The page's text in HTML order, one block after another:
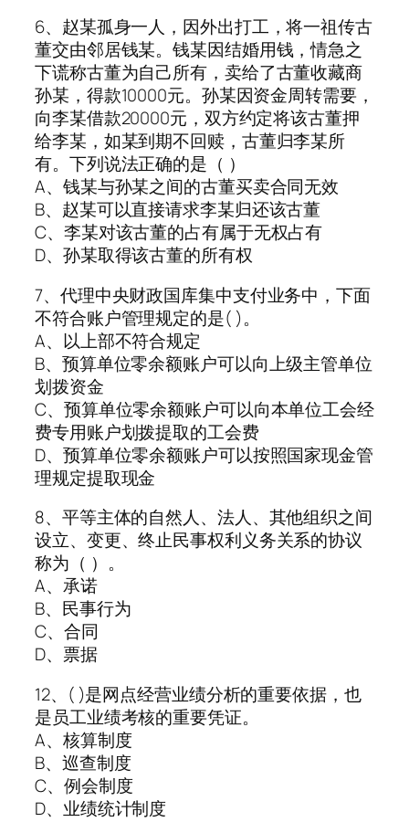
6、赵某孤身一人，因外出打工，将一祖传古
董交由邻居钱某。钱某因结婚用钱，情急之
下谎称古董为自己所有，卖给了古董收藏商
孙某，得款10000元。孙某因资金周转需要，
向李某借款20000元，双方约定将该古董押
给李某，如某到期不回赎，古董归李某所
有。下列说法正确的是（ ）
A、钱某与孙某之间的古董买卖合同无效
B、赵某可以直接请求李某归还该古董
C、李某对该古董的占有属于无权占有
D、孙某取得该古董的所有权
7、代理中央财政国库集中支付业务中，下面
不符合账户管理规定的是( )。
A、以上部不符合规定
B、预算单位零余额账户可以向上级主管单位
划拨资金
C、预算单位零余额账户可以向本单位工会经
费专用账户划拨提取的工会费
D、预算单位零余额账户可以按照国家现金管
理规定提取现金
8、平等主体的自然人、法人、其他组织之间
设立、变更、终止民事权利义务关系的协议
称为（ ）。
A、承诺
B、民事行为
C、合同
D、票据
12、( )是网点经营业绩分析的重要依据，也
是员工业绩考核的重要凭证。
A、核算制度
B、巡查制度
C、例会制度
D、业绩统计制度